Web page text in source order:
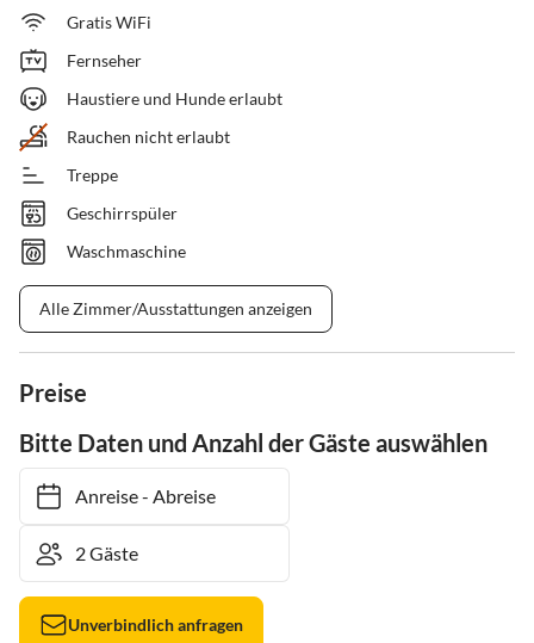
Gratis WiFi
Fernseher
Haustiere und Hunde erlaubt
Rauchen nicht erlaubt
Treppe
Geschirrspüler
Waschmaschine
Alle Zimmer/Ausstattungen anzeigen
Preise
Bitte Daten und Anzahl der Gäste auswählen
Anreise- Abreise
Unverbindlich anfragen